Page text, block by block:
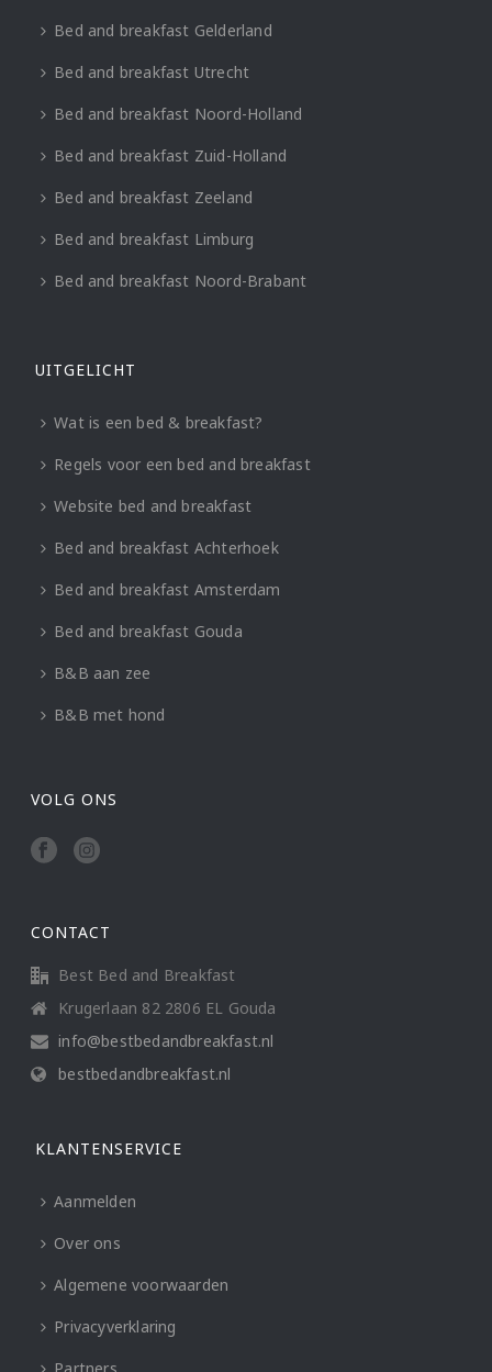
Bed and breakfast Gelderland
Bed and breakfast Utrecht
Bed and breakfast Noord-Holland
Bed and breakfast Zuid-Holland
Bed and breakfast Zeeland
Bed and breakfast Limburg
Bed and breakfast Noord-Brabant
UITGELICHT
Wat is een bed & breakfast?
Regels voor een bed and breakfast
Website bed and breakfast
Bed and breakfast Achterhoek
Bed and breakfast Amsterdam
Bed and breakfast Gouda
B&B aan zee
B&B met hond
VOLG ONS
CONTACT
Best Bed and Breakfast
Krugerlaan 82 2806 EL Gouda
info@bestbedandbreakfast.nl
bestbedandbreakfast.nl
KLANTENSERVICE
Aanmelden
Over ons
Algemene voorwaarden
Privacyverklaring